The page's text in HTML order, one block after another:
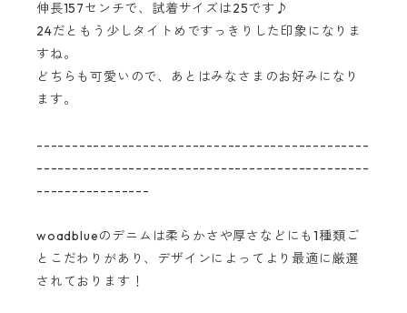
伸長157センチで、試着サイズは25です♪
24だともう少しタイトめですっきりした印象になりま
すね。
どちらも可愛いので、あとはみなさまのお好みになり
ます。
-----------------------------------------------
-----------------------------------------------
----------------
woadblueのデニムは柔らかさや厚さなどにも1種類ご
とこだわりがあり、デザインによってより最適に厳選
されております！